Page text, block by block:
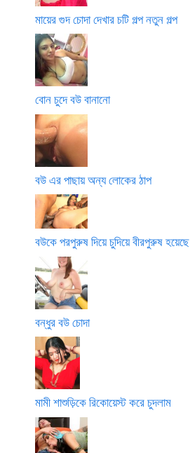
মায়ের গুদ চোদা দেখার চটি গল্প নতুন গল্প
বোন চুদে বউ বানানো
বউ এর পাছায় অন্য লোকের ঠাপ
বউকে পরপুরুষ দিয়ে চুদিয়ে বীরপুরুষ হয়েছে
বন্ধুর বউ চোদা
মামী শাশুড়িকে রিকোয়েস্ট করে চুদলাম